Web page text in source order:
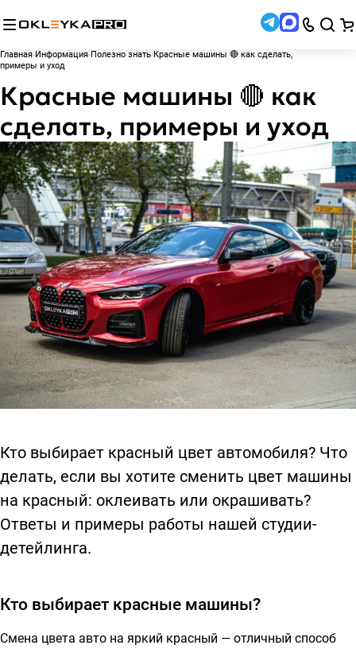
Главная Информация Полезно знать Красные машины 🔴 как сделать,
примеры и уход
Красные машины 🔴 как
сделать, примеры и уход
Кто выбирает красный цвет автомобиля? Что
делать, если вы хотите сменить цвет машины
на красный: оклеивать или окрашивать?
Ответы и примеры работы нашей студии-
детейлинга.
Кто выбирает красные машины?
Смена цвета авто на яркий красный — отличный способ